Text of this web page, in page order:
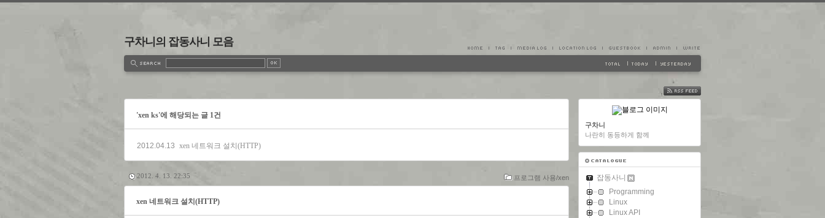
구차니의 잡동사니 모음
'xen ks'에 해당되는 글 1건
2012.04.13 xen 네트워크 설치(HTTP)
프로그램 사용/xen
2012. 4. 13. 22:35
xen 네트워크 설치(HTTP)
FEED
구차니
나란히 동등하게 함께
잡동사니
Programming
Linux
Linux API